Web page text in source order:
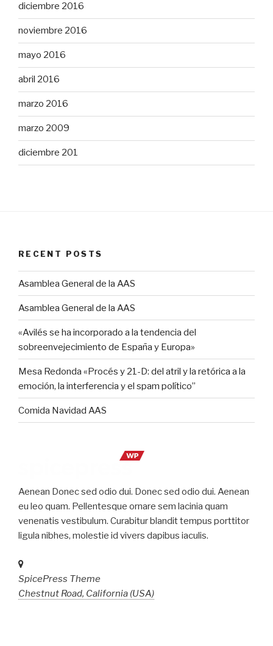
diciembre 2016
noviembre 2016
mayo 2016
abril 2016
marzo 2016
marzo 2009
diciembre 201
RECENT POSTS
Asamblea General de la AAS
Asamblea General de la AAS
«Avilés se ha incorporado a la tendencia del
sobreenvejecimiento de España y Europa»
Mesa Redonda «Procés y 21-D: del atril y la retórica a la
emoción, la interferencia y el spam político”
Comida Navidad AAS
Aenean Donec sed odio dui. Donec sed odio dui. Aenean
eu leo quam. Pellentesque ornare sem lacinia quam
venenatis vestibulum. Curabitur blandit tempus porttitor
ligula nibhes, molestie id vivers dapibus iaculis.
SpicePress Theme
Chestnut Road, California (USA)